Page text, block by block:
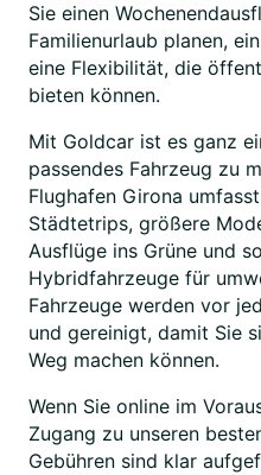
Sie einen
Familienurlaub planen,
eine Flexibilität, die
bieten können.
Mit Goldcar ist es ganz
passendes Fahrzeug zu
Flughafen Girona
Städtetrips, größere
Ausflüge ins Grüne und
Hybridfahrzeuge für
Fahrzeuge werden vor
und gereinigt, damit Sie
Weg machen können.
Wenn Sie online im
Zugang zu unseren
Gebühren sind klar